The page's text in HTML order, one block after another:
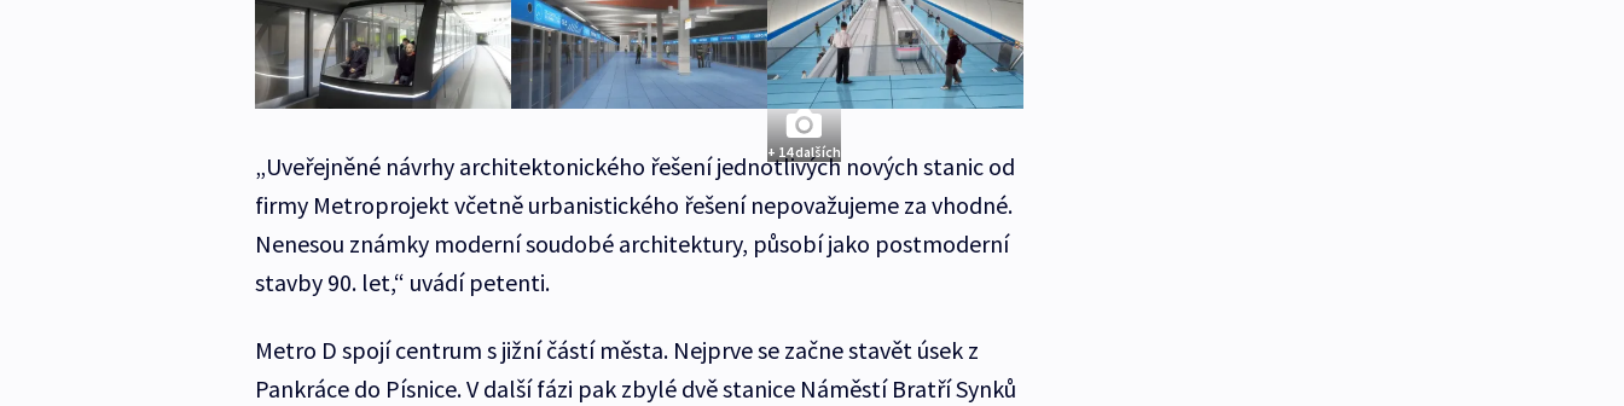
+ 14 dalších
„Uveřejněné návrhy architektonického řešení jednotlivých nových stanic od
firmy Metroprojekt včetně urbanistického řešení nepovažujeme za vhodné.
Nenesou známky moderní soudobé architektury, působí jako postmoderní
stavby 90. let,“ uvádí petenti.
Metro D spojí centrum s jižní částí města. Nejprve se začne stavět úsek z
Pankráce do Písnice. V další fázi pak zbylé dvě stanice Náměstí Bratří Synků